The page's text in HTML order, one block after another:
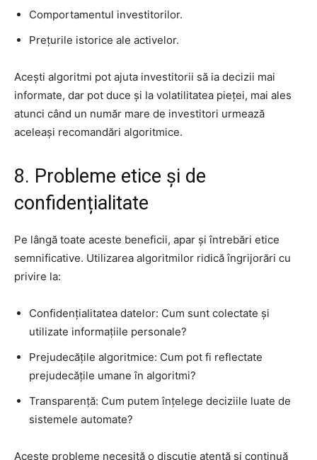
Comportamentul investitorilor.
Prețurile istorice ale activelor.
Acești algoritmi pot ajuta investitorii să ia decizii mai
informate, dar pot duce și la volatilitatea pieței, mai ales
atunci când un număr mare de investitori urmează
aceleași recomandări algoritmice.
8. Probleme etice și de
confidențialitate
Pe lângă toate aceste beneficii, apar și întrebări etice
semnificative. Utilizarea algoritmilor ridică îngrijorări cu
privire la:
Confidențialitatea datelor: Cum sunt colectate și
utilizate informațiile personale?
Prejudecățile algoritmice: Cum pot fi reflectate
prejudecățile umane în algoritmi?
Transparență: Cum putem înțelege deciziile luate de
sistemele automate?
Aceste probleme necesită o discuție atentă și continuă